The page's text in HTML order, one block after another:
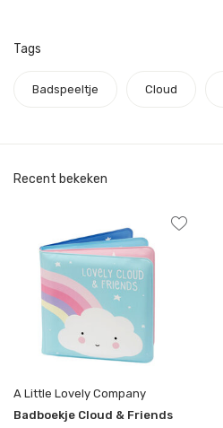
Tags
Badspeeltje Cloud
Recent bekeken
A Little Lovely Company
Badboekje Cloud & Friends